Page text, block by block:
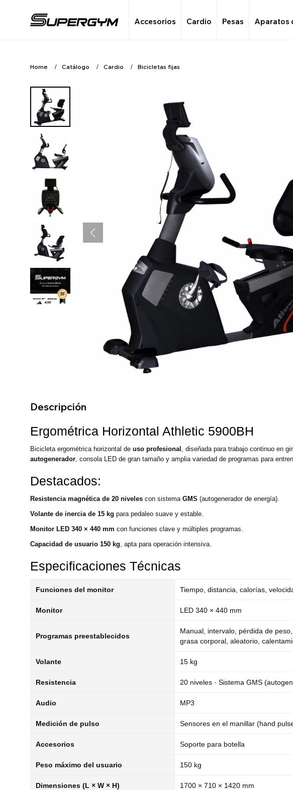
Accesorios Cardio Pesas Aparatos
Home Catálogo Cardio Bicicletas fijas
Descripción
Ergométrica Horizontal Athletic 5900BH
Bicicleta ergométrica horizontal de uso profesional , diseñada para trabajo continuo en
autogenerador, consola LED de gran tamaño y amplia variedad de programas para
Destacados:
Resistencia magnética de 20 niveles con sistema GMS (autogenerador de energía).
Volante de inercia de 15 kg para pedaleo suave y estable.
Monitor LED 340 × 440 mm con funciones clave y múltiples programas.
Capacidad de usuario 150 kg, apta para operación intensiva.
Especificaciones Técnicas
Funciones del monitor Tiempo, distancia, calorías,
Monitor LED 340 × 440 mm
Programas preestablecidos
Manual, intervalo, pérdida de
grasa corporal, aleatorio,
Volante 15 kg
Resistencia 20 niveles · Sistema GMS
Audio MP3
Medición de pulso Sensores en el manillar (hand
Accesorios Soporte para botella
Peso máximo del usuario 150 kg
Dimensiones (L × W × H) 1700 × 710 × 1420 mm